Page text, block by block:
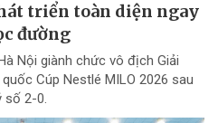
triển toàn diện ngay
đường
Nội giành chức vô địch Giải
Cúp Nestlé MILO 2026 sau
số 2-0.